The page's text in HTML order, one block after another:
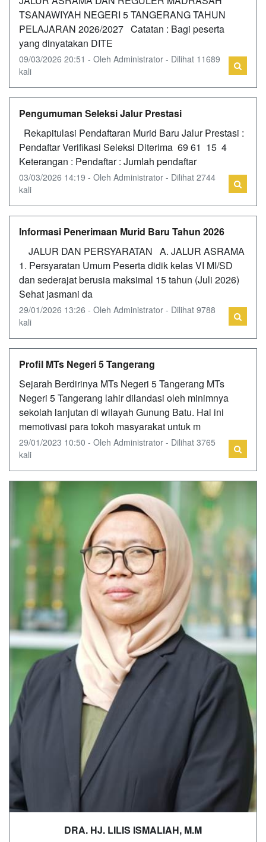
TSANAWIYAH NEGERI 5 TANGERANG TAHUN
PELAJARAN 2026/2027 Catatan : Bagi peserta
yang dinyatakan DITE
09/03/2026 20:51 - Oleh Administrator - Dilihat 11689
kali
Pengumuman Seleksi Jalur Prestasi
Rekapitulasi Pendaftaran Murid Baru Jalur Prestasi :
Pendaftar Verifikasi Seleksi Diterima 69 61 15 4
Keterangan : Pendaftar : Jumlah pendaftar
03/03/2026 14:19 - Oleh Administrator - Dilihat 2744
kali
Informasi Penerimaan Murid Baru Tahun 2026
JALUR DAN PERSYARATAN A. JALUR ASRAMA
1. Persyaratan Umum Peserta didik kelas VI MI/SD
dan sederajat berusia maksimal 15 tahun (Juli 2026)
Sehat jasmani da
29/01/2026 13:26 - Oleh Administrator - Dilihat 9788
kali
Profil MTs Negeri 5 Tangerang
Sejarah Berdirinya MTs Negeri 5 Tangerang MTs
Negeri 5 Tangerang lahir dilandasi oleh minimnya
sekolah lanjutan di wilayah Gunung Batu. Hal ini
memotivasi para tokoh masyarakat untuk m
29/01/2023 10:50 - Oleh Administrator - Dilihat 3765
kali
DRA. HJ. LILIS ISMALIAH, M.M